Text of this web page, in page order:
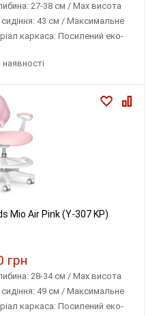
27-38 см / Max висота
43 см / Максимальне
каркаса: Посилений еко-
Mio Air Pink (Y-307 KP)
грн
28-34 см / Max висота
49 см / Максимальне
каркаса: Посилений еко-